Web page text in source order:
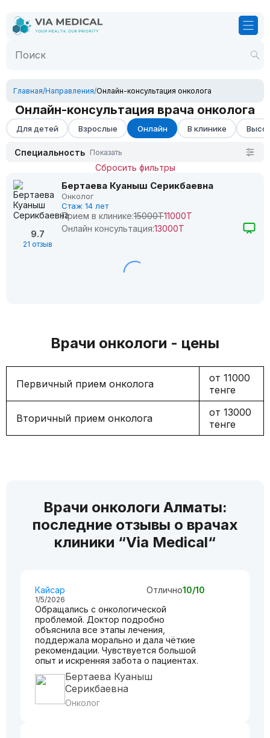
Главная/Направления/Онлайн-консультация онколога
Онлайн-консультация врача онколога
Для детей Взрослые Онлайн В клинике
Специальность Показать
Сбросить фильтры
9.7
21 отзыв
Бертаева Куаныш Серикбаевна
Онколог
Стаж 14 лет
Прием в клинике:15000Т11000Т
Онлайн консультация:13000Т
Врачи онкологи - цены
Первичный прием онколога
от 11000
тенге
Вторичный прием онколога
от 13000
тенге
Врачи онкологи Алматы:
последние отзывы о врачах
клиники “Via Medical“
Кайсар Отлично10/10
1/5/2026
Обращались с онкологической
проблемой. Доктор подробно
объяснила все этапы лечения,
поддержала морально и дала чёткие
рекомендации. Чувствуется большой
опыт и искренняя забота о пациентах.
Бертаева Куаныш
Серикбаевна
Онколог